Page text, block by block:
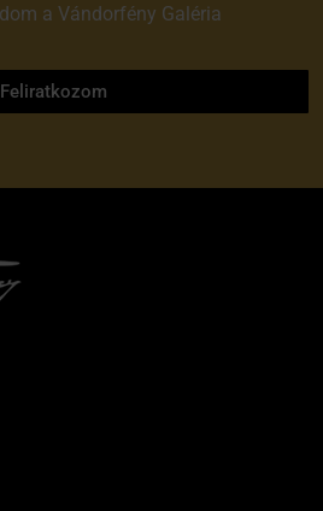
a Vándorfény Galéria
Feliratkozom